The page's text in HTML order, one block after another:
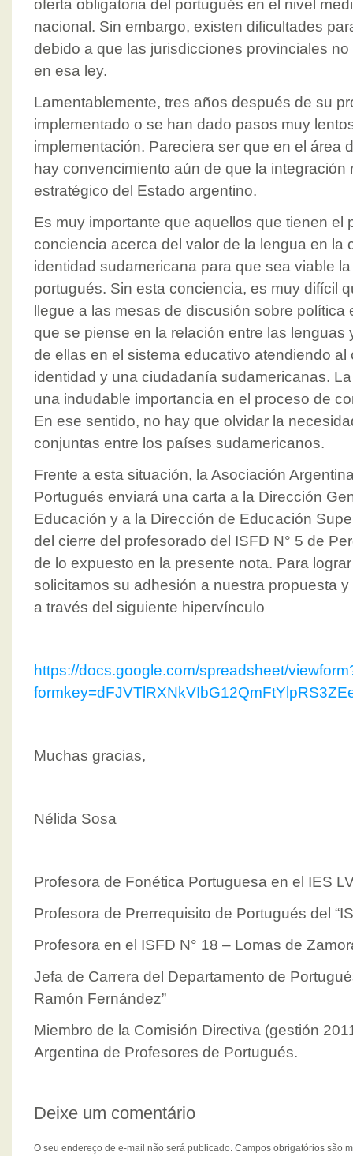
oferta obligatoria del portugués en el nivel
nacional. Sin embargo, existen dificultades
debido a que las jurisdicciones provinciales
en esa ley.
Lamentablemente, tres años después de su
implementado o se han dado pasos muy
implementación. Pareciera ser que en el área
hay convencimiento aún de que la
estratégico del Estado argentino.
Es muy importante que aquellos que tienen el
conciencia acerca del valor de la lengua en la
identidad sudamericana para que sea viable
portugués. Sin esta conciencia, es muy difícil
llegue a las mesas de discusión sobre
que se piense en la relación entre las lenguas
de ellas en el sistema educativo atendiendo
identidad y una ciudadanía sudamericanas.
una indudable importancia en el proceso de
En ese sentido, no hay que olvidar la
conjuntas entre los países sudamericanos.
Frente a esta situación, la Asociación
Portugués enviará una carta a la Dirección
Educación y a la Dirección de Educación
del cierre del profesorado del ISFD N° 5 de
de lo expuesto en la presente nota. Para
solicitamos su adhesión a nuestra propuesta
a través del siguiente hipervínculo
https://docs.google.com/spreadsheet/
Muchas gracias,
Nélida Sosa
Profesora de Fonética Portuguesa en el IES
Profesora de Prerrequisito de Portugués del
Profesora en el ISFD N° 18 – Lomas de
Jefa de Carrera del Departamento de
Ramón Fernández”
Miembro de la Comisión Directiva (gestión
Argentina de Profesores de Portugués.
Deixe um comentário
O seu endereço de e-mail não será publicado. Campos obrigatórios são